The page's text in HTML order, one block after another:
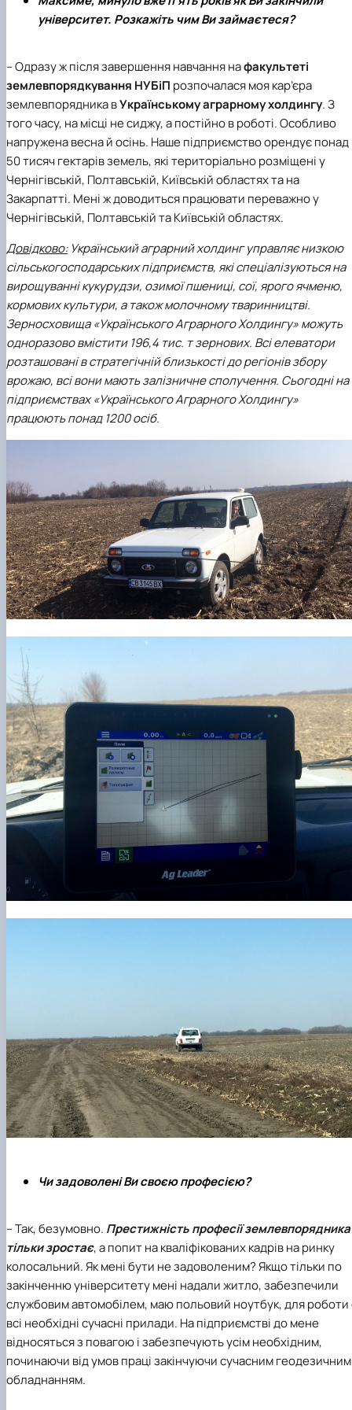
Іноземні мови
Працевлаштування
Їдальні та буфети
Студентські квитки
Центр вивчення мов
Психологічна підтримка
Інклюзивне середовище
Рада молодих вчених
Наукові школи
Методичні рекомендації, пам'ятки
Форми документів
ЦКНО «Агропромисловий комплекс, лісове і
садово-паркове господарство, ветеринарна
Обладнання НУБіП України
Біоетична комісія
Наукові видання
Звіт про проведення НТЗ
Наукові журнали НУБіП України
Наукові журнали НУБіП України (English)
Пам'ятка про проведення науково-
заходів
Порядок планування та організації
проведення НТЗ
Результати науково-технічних заходів
Каталог наукових послуг
«SEB-2024»
«SEB-2025»
Наглядова рада
Рада роботодавців
2020»
Історія університету
Видатні випускники та працівники
Пам'яті захисників України
Почесні доктори і професори НУБіП України
Пресслужба
Університетський кур'єр
Вибори ректора
Програма розвитку університету
ініціатива – 2025»
Доступ до публічної інформації
Державні закупівлі
Антикорупційні заходи
Уповноважена особа з питань запобігання
виявлення корупції
Положення про антикорупційного
уповноваженого НУБіП України
Національні нормативно-правові акти
Нормативно-правові акти НУБіП України
Інформаційні ресурси НАЗК
Методичні роз’яснення НАЗК
Антикорупційні заходи
Гендерна радниця
Контактна інформація
університет. Розкажіть чим Ви займаєтеся?
– Одразу ж після завершення навчання нафакультеті
землевпорядкування НУБіП розпочалася моя кар’єра
землевпорядника вУкраїнському аграрному холдингу. З
того часу, на місці не сиджу, а постійно в роботі. Особливо
напружена весна й осінь. Наше підприємство орендує понад
50 тисяч гектарів земель, які територіально розміщені у
Чернігівській, Полтавській, Київській областях та на
Закарпатті. Мені ж доводиться працювати переважно у
Чернігівській, Полтавській та Київській областях.
Довідково: Український аграрний холдингуправляє низкою
сільськогосподарських підприємств, які спеціалізуються на
вирощуванні кукурудзи, озимої пшениці, сої, ярого ячменю,
кормових культури, а також молочному тваринництві.
Зерносховища «Українського Аграрного Холдингу» можуть
одноразово вмістити 196,4 тис. т зернових. Всі елеватори
розташовані в стратегічній близькості до регіонів збору
врожаю, всі вони мають залізничне сполучення. Сьогодні на
підприємствах «Українського Аграрного Холдингу»
працюють понад 1200 осіб.
Чи задоволені Ви своєю професією?
– Так, безумовно. Престижність професії землевпорядника
тільки зростає, а попит на кваліфікованих кадрів на ринку
колосальний. Як мені бути не задоволеним? Якщо тільки по
закінченню університету мені надали житло, забезпечили
службовим автомобілем, маю польовий ноутбук, для роботи
всі необхідні сучасні прилади. На підприємстві до мене
відносяться з повагою і забезпечують усім необхідним,
починаючи від умов праці закінчуючи сучасним геодезичним
обладнанням.